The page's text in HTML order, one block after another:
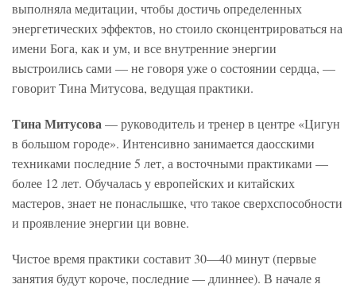
выполняла медитации, чтобы достичь определенных
энергетических эффектов, но стоило сконцентрироваться на
имени Бога, как и ум, и все внутренние энергии
выстроились сами — не говоря уже о состоянии сердца, —
говорит Тина Митусова, ведущая практики.
Тина Митусова— руководитель и тренер в центре «Цигун
в большом городе». Интенсивно занимается даосскими
техниками последние 5 лет, а восточными практиками —
более 12 лет. Обучалась у европейских и китайских
мастеров, знает не понаслышке, что такое сверхспособности
и проявление энергии ци вовне.
Чистое время практики составит 30—40 минут (первые
занятия будут короче, последние — длиннее). В начале я